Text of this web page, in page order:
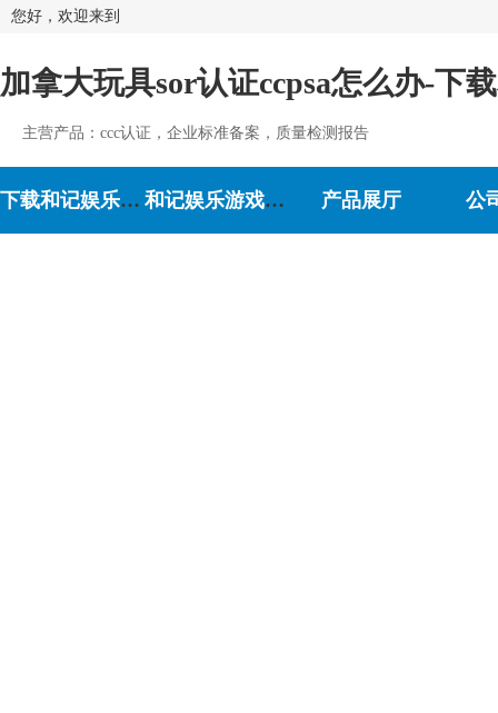
您好，欢迎来到
加拿大玩具sor认证ccpsa怎么办-下
主营产品：ccc认证，企业标准备案，质量检测报告
下载和记娱乐-和记娱乐游戏 和记娱乐游戏的介绍 产品展厅 公